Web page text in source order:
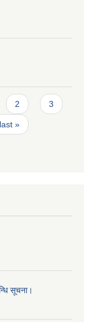
2 3
last »
सूचना।